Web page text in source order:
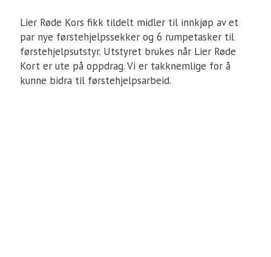
Lier Røde Kors fikk tildelt midler til innkjøp av et
par nye førstehjelpssekker og 6 rumpetasker til
førstehjelpsutstyr. Utstyret brukes når Lier Røde
Kort er ute på oppdrag. Vi er takknemlige for å
kunne bidra til førstehjelpsarbeid.